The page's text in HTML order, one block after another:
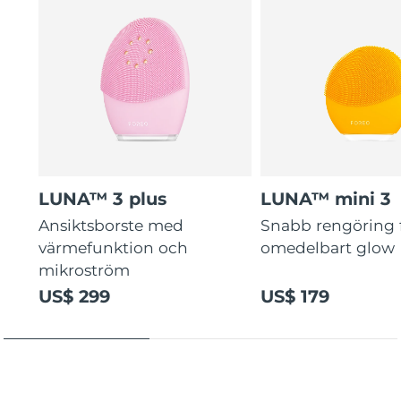
LUNA™ 3 plus
Ansiktsborste med
värmefunktion och
mikroström
US$ 299
LUNA™ mini 3
Snabb rengöring
omedelbart glow
US$ 179